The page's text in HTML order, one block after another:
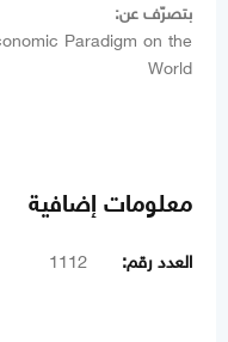
بتصرّف عن:
Paradigm on the
World
معلومات إضافية
العدد رقم: 1112